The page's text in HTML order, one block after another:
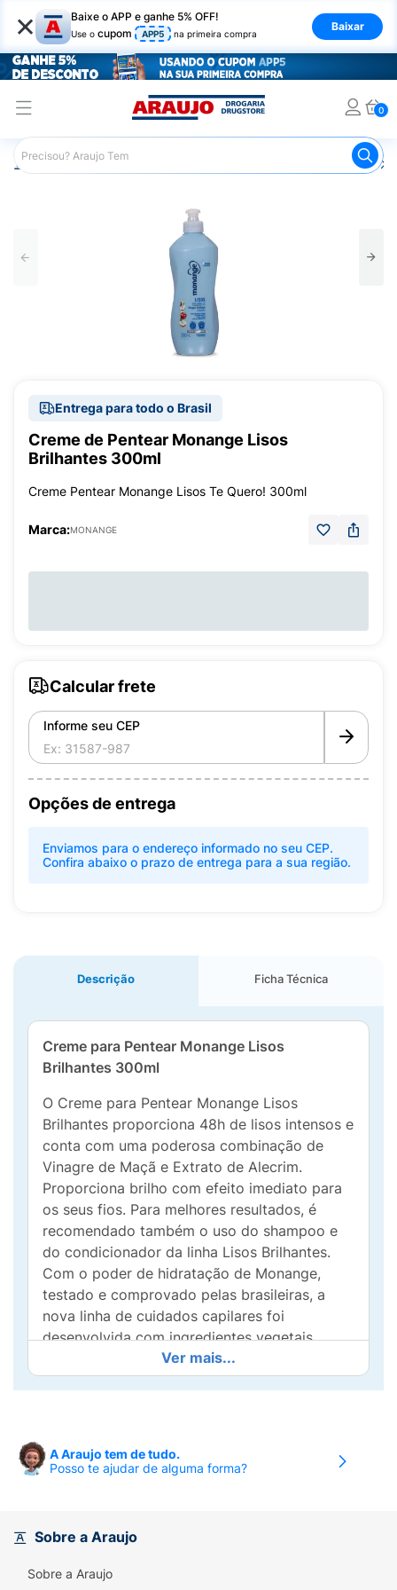
× Baixe o APP e ganhe 5% OFF!
Use o cupom APP5 na primeira compra
Baixar
0
Araujo Cabelo Creme para Pentear
Entrega para todo o Brasil
Creme de Pentear Monange Lisos
Brilhantes 300ml
Creme Pentear Monange Lisos Te Quero! 300ml
Marca:MONANGE
Calcular frete
Informe seu CEP
Opções de entrega
Enviamos para o endereço informado no seu CEP.
Confira abaixo o prazo de entrega para a sua região.
Descrição Ficha Técnica
Creme para Pentear Monange Lisos
Brilhantes 300ml
O Creme para Pentear Monange Lisos
Brilhantes proporciona 48h de lisos intensos e
conta com uma poderosa combinação de
Vinagre de Maçã e Extrato de Alecrim.
Proporciona brilho com efeito imediato para
os seus fios. Para melhores resultados, é
recomendado também o uso do shampoo e
do condicionador da linha Lisos Brilhantes.
Com o poder de hidratação de Monange,
testado e comprovado pelas brasileiras, a
nova linha de cuidados capilares foi
desenvolvida com ingredientes vegetais,
fragrâncias exclusivas e fórmulas 100%
veganas, para a limpeza diária e hidratação
Todos os produtos Monange são aprovados
pelo programa Leaping Bunny da Cruelty Free
crueldade animal.
Benefícios:
Ver mais...
A Araujo tem de tudo.
Posso te ajudar de alguma forma?
Sobre a Araujo
Sobre a Araujo